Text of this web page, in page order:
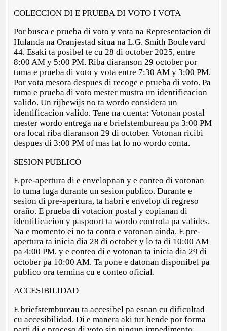
COLECCION DI E PRUEBA DI VOTO I VOTA
Por busca e prueba di voto y vota na Representacion di
Hulanda na Oranjestad situa na L.G. Smith Boulevard
44. Esaki ta posibel te cu 28 di october 2025, entre
8:00 AM y 5:00 PM. Riba diaranson 29 october por
tuma e prueba di voto y vota entre 7:30 AM y 3:00 PM.
Por vota mesora despues di recoge e prueba di voto. Pa
tuma e prueba di voto mester mustra un identificacion
valido. Un rijbewijs no ta wordo considera un
identificacion valido. Tene na cuenta: Votonan postal
mester wordo entrega na e briefstembureau pa 3:00 PM
ora local riba diaranson 29 di october. Votonan ricibi
despues di 3:00 PM of mas lat lo no wordo conta.
SESION PUBLICO
E pre-apertura di e envelopnan y e conteo di votonan
lo tuma luga durante un sesion publico. Durante e
sesion di pre-apertura, ta habri e envelop di regreso
oraño. E prueba di votacion postal y copianan di
identificacion y paspoort ta wordo controla pa valides.
Na e momento ei no ta conta e votonan ainda. E pre-
apertura ta inicia dia 28 di october y lo ta di 10:00 AM
pa 4:00 PM, y e conteo di e votonan ta inicia dia 29 di
october pa 10:00 AM. Ta pone e datonan disponibel pa
publico ora termina cu e conteo oficial.
ACCESIBILIDAD
E briefstembureau ta accesibel pa esnan cu dificultad
cu accesibilidad. Di e manera aki tur hende por forma